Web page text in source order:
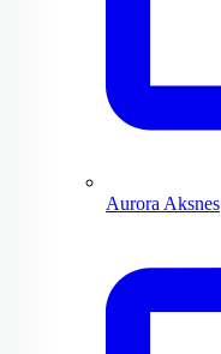
Aurora Aksnes